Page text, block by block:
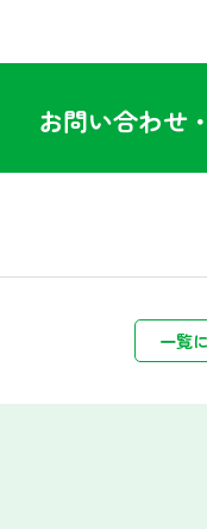
お問い合わせ
一覧